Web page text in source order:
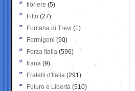
fioriere (5)
Fitto (27)
Fontana di Trevi (1)
Formigoni (90)
Forza Italia (596)
frana (9)
Fratelli d'Italia (291)
Futuro e Libertà (510)